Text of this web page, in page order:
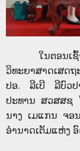
ໃນຕອນເຊົ້າຂ
ວິທະຍາສາດເສດ
ປອ. ລີເບີ ລີບົວປ
ປະທານ ສວສສຊ
ນາງ ເມແກນ ຈອ
ອຳນາດເຕັມແຫ່ງ